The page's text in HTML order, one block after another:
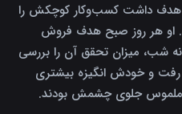
هدف داشت کسب‌وکار کوچکش را
او هر روز صبح هدف فروش
شب، میزان تحقق آن را بررسی
رفت و خودش انگیزه بیشتری
جلوی چشمش بودند.